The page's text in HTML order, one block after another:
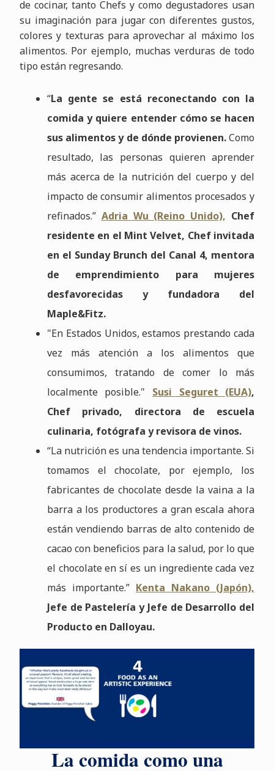
de cocinar, tanto Chefs y como degustadores usan
su imaginación para jugar con diferentes gustos,
colores y texturas para aprovechar al máximo los
alimentos. Por ejemplo, muchas verduras de todo
tipo están regresando.
“La gente se está reconectando con la
comida y quiere entender cómo se hacen
sus alimentos y de dónde provienen.Como
resultado, las personas quieren aprender
más acerca de la nutrición del cuerpo y del
impacto de consumir alimentos procesados y
refinados.” Adria Wu (Reino Unido), Chef
residente en el Mint Velvet, Chef invitada
en el Sunday Brunch del Canal 4, mentora
de emprendimiento para mujeres
desfavorecidas y fundadora del
Maple&Fitz.
"En Estados Unidos, estamos prestando cada
vez más atención a los alimentos que
consumimos, tratando de comer lo más
localmente posible." Susi Seguret (EUA),
Chef privado, directora de escuela
culinaria, fotógrafa y revisora de vinos.
“La nutrición es una tendencia importante. Si
tomamos el chocolate, por ejemplo, los
fabricantes de chocolate desde la vaina a la
barra a los productores a gran escala ahora
están vendiendo barras de alto contenido de
cacao con beneficios para la salud, por lo que
el chocolate en sí es un ingrediente cada vez
más importante.” Kenta Nakano (Japón),
Jefe de Pastelería y Jefe de Desarrollo del
Producto en Dalloyau.
La comida como una